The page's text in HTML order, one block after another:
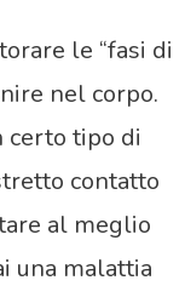
le “fasi di
nel corpo.
certo tipo di
contatto
al meglio
una malattia